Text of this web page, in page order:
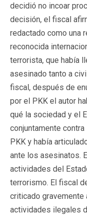
decidió no incoar
decisión, el fiscal
redactado como una
reconocida
terrorista, que había
asesinado tanto a
fiscal, después de
por el PKK el autor
qué la sociedad y el
conjuntamente
PKK y había
ante los asesinatos.
actividades del
terrorismo. El fiscal
criticado gravemente
actividades ilegales